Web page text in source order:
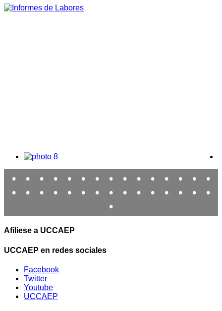
• • • • • • • • • • • • • •
•
•
• • • • • • • • • • • • •
•
•
Afíliese a UCCAEP
UCCAEP en redes sociales
Facebook
Twitter
Youtube
UCCAEP